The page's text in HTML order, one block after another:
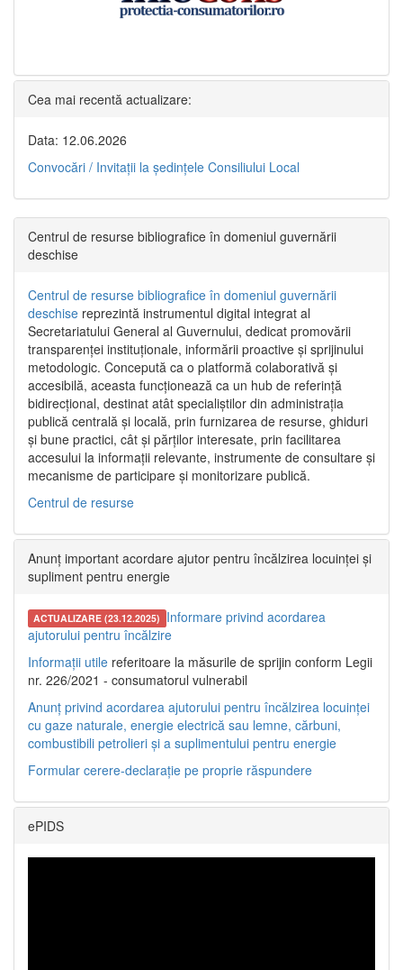
Cea mai recentă actualizare:
Data: 12.06.2026
Convocări / Invitaţii la şedinţele Consiliului Local
Centrul de resurse bibliografice în domeniul guvernării
deschise
Centrul de resurse bibliografice în domeniul guvernării
deschise reprezintă instrumentul digital integrat al
Secretariatului General al Guvernului, dedicat promovării
transparenței instituționale, informării proactive și sprijinului
metodologic. Concepută ca o platformă colaborativă și
accesibilă, aceasta funcționează ca un hub de referință
bidirecțional, destinat atât specialiștilor din administrația
publică centrală și locală, prin furnizarea de resurse, ghiduri
și bune practici, cât și părților interesate, prin facilitarea
accesului la informații relevante, instrumente de consultare și
mecanisme de participare și monitorizare publică.
Centrul de resurse
Anunț important acordare ajutor pentru încălzirea locuinței și
supliment pentru energie
ACTUALIZARE (23.12.2025) Informare privind acordarea
ajutorului pentru încălzire
Informații utile referitoare la măsurile de sprijin conform Legii
nr. 226/2021 - consumatorul vulnerabil
Anunț privind acordarea ajutorului pentru încălzirea locuinței
cu gaze naturale, energie electrică sau lemne, cărbuni,
combustibili petrolieri și a suplimentului pentru energie
Formular cerere-declarație pe proprie răspundere
ePIDS